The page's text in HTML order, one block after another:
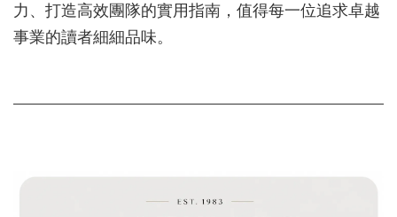
力、打造高效團隊的實用指南，值得每一位追求卓越
事業的讀者細細品味。